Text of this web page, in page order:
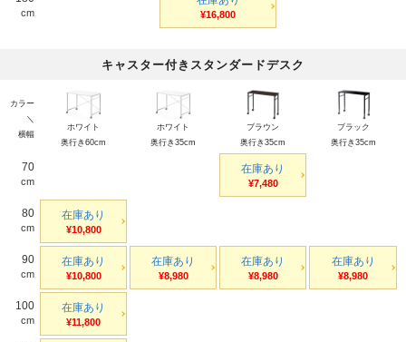
cm ¥16,800
キャスター付きスタンダードデスク
カラー
＼
横幅
ホワイト
奥行き60cm
ホワイト
奥行き35cm
ブラウン
奥行き35cm
ブラック
奥行き35cm
70
cm
在庫あり
¥7,480
80
cm
在庫あり
¥10,800
90
cm
在庫あり
¥10,800
在庫あり
¥8,980
在庫あり
¥8,980
在庫あり
¥8,980
100
cm
在庫あり
¥11,800